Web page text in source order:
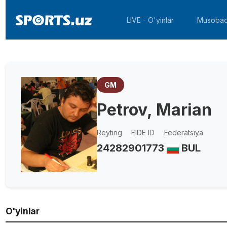
LIVE - O'yinlar
GM
Petrov, Marian
Reyting
2428
FIDE ID
2901773
Federatsiya
BUL
O'yinlar